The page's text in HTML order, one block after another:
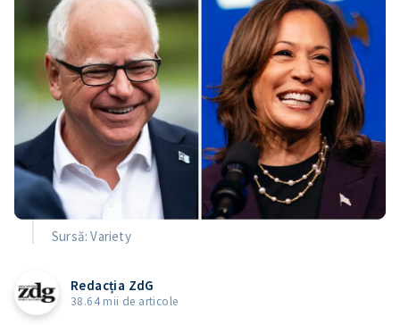
Sursă: Variety
Redacția ZdG
38.64 mii de articole